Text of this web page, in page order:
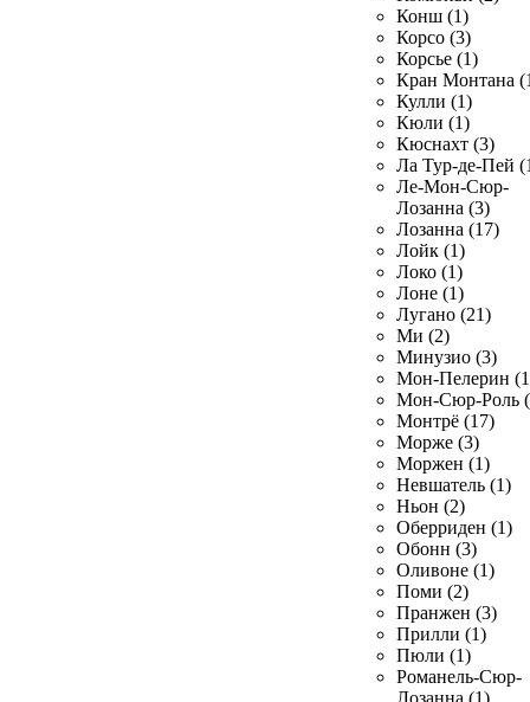
Конш (1)
Корсо (3)
Корсье (1)
Кран Монтана
Кулли (1)
Кюли (1)
Кюснахт (3)
Ла Тур-де-Пей
Ле-Мон-Сюр-
Лозанна (3)
Лозанна (17)
Лойк (1)
Локо (1)
Лоне (1)
Лугано (21)
Ми (2)
Минузио (3)
Мон-Пелерин
Мон-Сюр-Роль
Монтрё (17)
Морже (3)
Моржен (1)
Невшатель (1)
Ньон (2)
Оберриден (1)
Обонн (3)
Оливоне (1)
Поми (2)
Пранжен (3)
Прилли (1)
Пюли (1)
Романель-Сюр-
Лозанна (1)